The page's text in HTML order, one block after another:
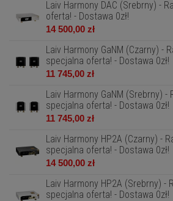
Laiv Harmony DAC (Srebrny) -
oferta! - Dostawa 0zł!
14 500,00 zł
Laiv Harmony GaNM (Czarny) -
specjalna oferta! - Dostawa 0zł!
11 745,00 zł
Laiv Harmony GaNM (Srebrny) -
specjalna oferta! - Dostawa 0zł!
11 745,00 zł
Laiv Harmony HP2A (Czarny) -
specjalna oferta! - Dostawa 0zł!
14 500,00 zł
Laiv Harmony HP2A (Srebrny) -
specjalna oferta! - Dostawa 0zł!